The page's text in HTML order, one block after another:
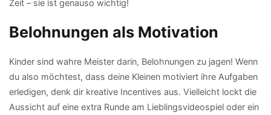
Zeit – sie ist genauso wichtig!
Belohnungen als Motivation
Kinder sind wahre Meister darin, Belohnungen zu jagen! Wenn
du also möchtest, dass deine Kleinen motiviert ihre Aufgaben
erledigen, denk dir kreative Incentives aus. Vielleicht lockt die
Aussicht auf eine extra Runde am Lieblingsvideospiel oder ein